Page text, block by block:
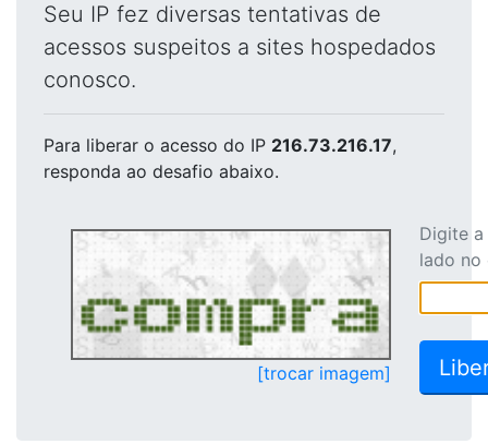
Seu IP fez diversas tentativas de
acessos suspeitos a sites hospedados
conosco.
Para liberar o acesso do IP 216.73.216.17,
responda ao desafio abaixo.
[trocar imagem]
Digite
lado no